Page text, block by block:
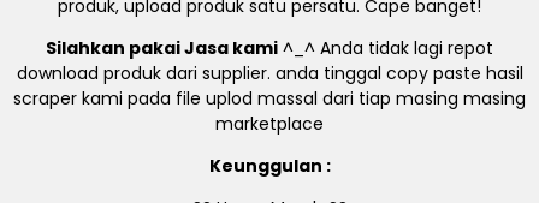
produk, upload produk satu persatu. Cape banget!
Silahkan pakai Jasa kami ^_^ Anda tidak lagi repot
download produk dari supplier. anda tinggal copy paste hasil
scraper kami pada file uplod massal dari tiap masing masing
marketplace
Keunggulan :